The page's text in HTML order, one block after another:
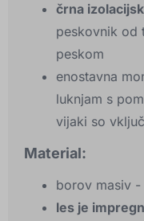
črna
peskovnik od
peskom
enostavna
luknjam s
vijaki so
Material:
borov masiv -
les je